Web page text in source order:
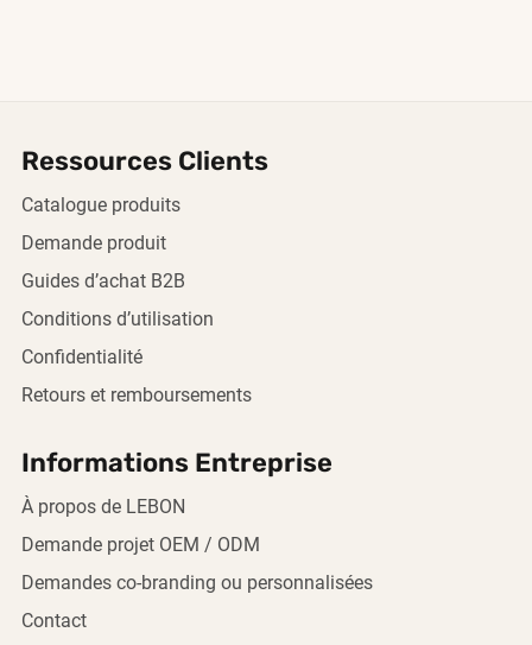
Ressources Clients
Catalogue produits
Demande produit
Guides d’achat B2B
Conditions d’utilisation
Confidentialité
Retours et remboursements
Informations Entreprise
À propos de LEBON
Demande projet OEM / ODM
Demandes co-branding ou personnalisées
Contact